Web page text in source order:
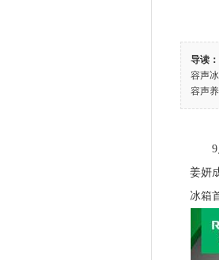
导读：
容声
容声
9月
姜妍
冰箱